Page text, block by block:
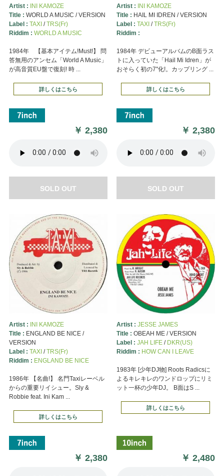
Artist : INI KAMOZE
Title : WORLD A MUSIC / VERSION
Label : TAXI/TRS(Fr)
Riddim : WORLD A MUSIC
1984年 【基本アイテム!Must!】 問
答無用のアンセム「World A Music」
が高音質EU盤で復刻! 時 ...
詳しくはこちら
￥2,380
SOLD OUT
Artist : INI KAMOZE
Title : HAIL MI IDREN / VERSION
Label : TAXI/TRS(Fr)
Riddim :
1984年 デビューアルバムのB面ラス
トに入っていた「Hail Mi Idren」が
おそらく初の7"化!。カップリング ...
詳しくはこちら
￥2,380
SOLD OUT
Artist : INI KAMOZE
Title : ENGLAND BE NICE /
VERSION
Label : TAXI/TRS(Fr)
Riddim : ENGLAND BE NICE
1986年 【名曲!】 名門Taxiレーベル
からの重要リイシュー。Sly &
Robbie feat. Ini Kam ...
詳しくはこちら
￥2,380
Artist : JESSE JAMES
Title : OBEAH ME / VERSION
Label : JAH LIFE/ DKR(US)
Riddim : HOW CAN I LEAVE
1983年 [少年DJ物] Roots Radicsに
よるキレキレのワンドロップにリミ
ット一杯の少年DJ。 B面はS ...
詳しくはこちら
￥2,480